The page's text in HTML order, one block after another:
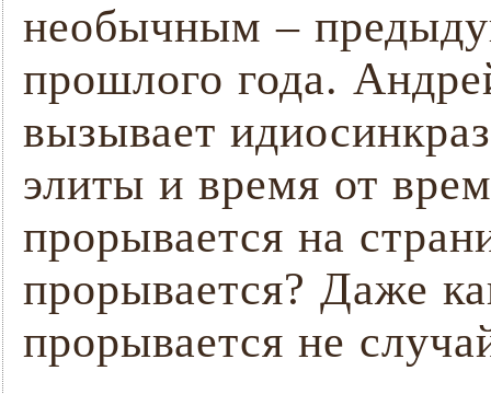
необычным –
прошлого года.
вызывает
элиты и время от
прорывается на
прорывается? Даже
прорывается не